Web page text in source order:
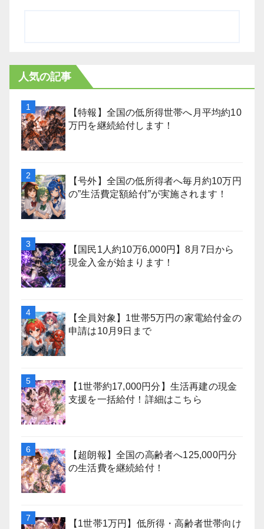
人気の記事
【特報】全国の低所得世帯へ月平均約10
万円を継続給付します！
【号外】全国の低所得者へ毎月約10万円
の”生活費定額給付”が実施されます！
【国民1人約10万6,000円】8月7日から
現金入金が始まります！
【全員対象】1世帯5万円の家電給付金の
申請は10月9日まで
【1世帯約17,000円分】生活再建の現金
支援を一括給付！詳細はこちら
【超朗報】全国の高齢者へ125,000円分
の生活費を継続給付！
【1世帯1万円】低所得・高齢者世帯向け